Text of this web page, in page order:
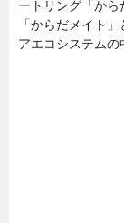
ートリング「から
「からだメイト
アエコシステムの